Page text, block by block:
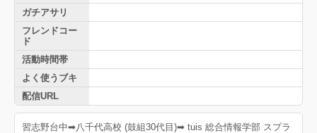
ガチアサリ
フレンドコー
ド
活動時間帯
よく使うブキ
配信URL
習志野台中➡︎八千代高校 (鼓組30代目)➡︎ tuis 総合情報学部 スプラ